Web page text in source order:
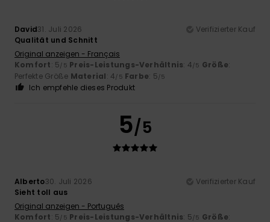
David31. Juli 2026
Verifizierter Kauf
Qualität und Schnitt
Original anzeigen - Français
Komfort: 5/5 Preis-Leistungs-Verhältnis: 4/5 Größe:
Perfekte Größe Material: 4/5 Farbe: 5/5
Ich empfehle dieses Produkt
5/5
Alberto30. Juli 2026
Verifizierter Kauf
Sieht toll aus
Original anzeigen - Português
Komfort: 5/5 Preis-Leistungs-Verhältnis: 5/5 Größe: